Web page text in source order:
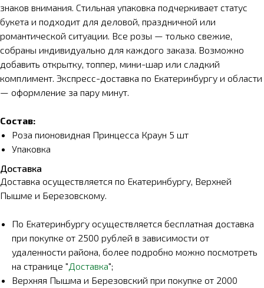
знаков внимания. Стильная упаковка подчеркивает статус
букета и подходит для деловой, праздничной или
романтической ситуации. Все розы — только свежие,
собраны индивидуально для каждого заказа. Возможно
добавить открытку, топпер, мини-шар или сладкий
комплимент. Экспресс-доставка по Екатеринбургу и области
— оформление за пару минут.
Состав:
Роза пионовидная Принцесса Краун 5 шт
Упаковка
Доставка
Доставка осуществляется по Екатеринбургу, Верхней
Пышме и Березовскому.
По Екатеринбургу осуществляется бесплатная доставка
при покупке от 2500 рублей в зависимости от
удаленности района, более подробно можно посмотреть
на странице "Доставка";
Верхняя Пышма и Березовский при покупке от 2000